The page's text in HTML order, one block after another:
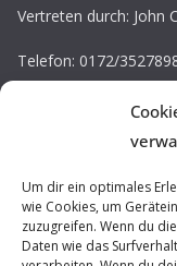
Um dir ein optimales
wie Cookies, um
zuzugreifen. Wenn du
Daten wie das
Vertreten durch: John
Telefon: 0172/
E-Mail: john.caris@tv-
Eintragung im
Registernummer: VR
Impressum /